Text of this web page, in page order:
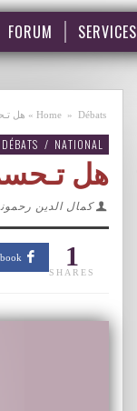
FORUM SERVICES
Home » Débats
» هل
DÉBATS / NATIONAL
هل
كمال الدين
1
SHARES